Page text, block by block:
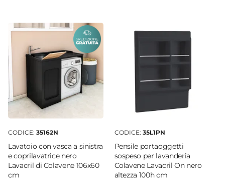
Profondità Vasca
27,5 cm
Dimensioni Interne Vasca
50,5 x 36,5 cm
Vasca Forata
No
Foro Troppopieno
Rubinetteria
Non inclusa
Sifone
CODICE: 35162N
Lavatoio con vasca a sinistra
e coprilavatrice nero
Lavacril di Colavene 106x60
cm
CODICE: 35L1PN
Pensile portaoggetti
sospeso per lavanderia
Colavene Lavacril On nero
altezza 100h cm